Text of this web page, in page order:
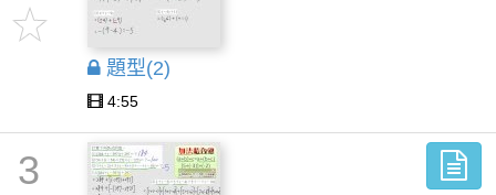
題型(2)
4:55
3